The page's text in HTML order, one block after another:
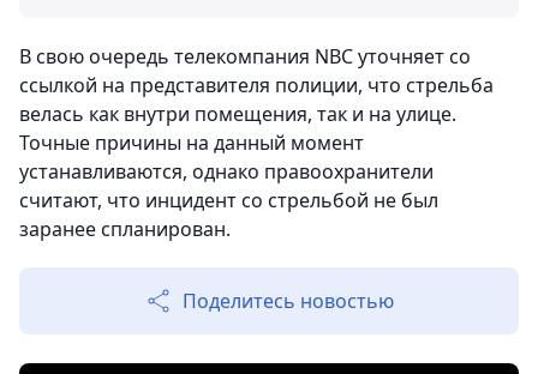
В свою очередь телекомпания NBC уточняет со
ссылкой на представителя полиции, что стрельба
велась как внутри помещения, так и на улице.
Точные причины на данный момент
устанавливаются, однако правоохранители
считают, что инцидент со стрельбой не был
заранее спланирован.
Поделитесь новостью